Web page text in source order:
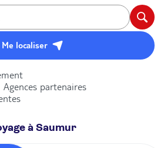
Me localiser
Agences partenaires
à Saumur